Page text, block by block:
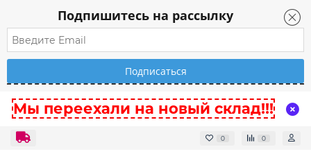
Подпишитесь на рассылку
Мы переехали на новый склад!!!
0 0